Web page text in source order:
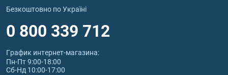
Безкоштовно по Україні
0 800 339 712
График интернет‑магазина:
Пн-Пт 9:00-18:00
Сб-Нд 10:00-17:00